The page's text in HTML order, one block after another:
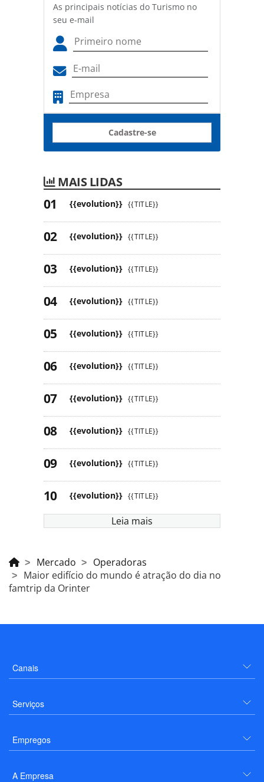
As principais notícias do Turismo no
seu e-mail
Cadastre-se
MAIS LIDAS
{{evolution}} {{TITLE}}
{{evolution}} {{TITLE}}
{{evolution}} {{TITLE}}
{{evolution}} {{TITLE}}
{{evolution}} {{TITLE}}
{{evolution}} {{TITLE}}
{{evolution}} {{TITLE}}
{{evolution}} {{TITLE}}
{{evolution}} {{TITLE}}
{{evolution}} {{TITLE}}
Leia mais
Mercado
Operadoras
Maior edifício do mundo é atração do dia no
famtrip da Orinter
Canais
Serviços
Empregos
A Empresa